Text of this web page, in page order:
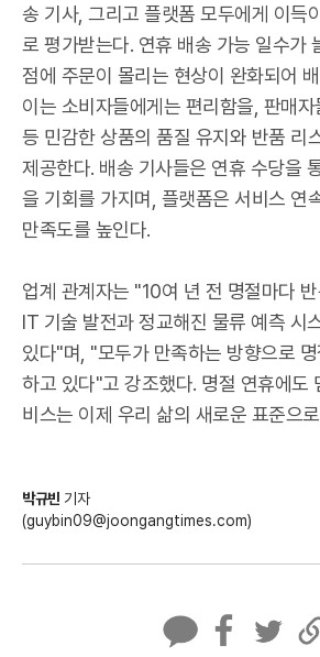
송 기사, 그리고 플랫폼 모두에게 이득
로 평가받는다. 연휴 배송 가능 일수가
점에 주문이 몰리는 현상이 완화되어
이는 소비자들에게는 편리함을, 판매
등 민감한 상품의 품질 유지와 반품 리
제공한다. 배송 기사들은 연휴 수당을
을 기회를 가지며, 플랫폼은 서비스 연
만족도를 높인다.
업계 관계자는 "10여 년 전 명절마다
IT 기술 발전과 정교해진 물류 예측 시
있다"며, "모두가 만족하는 방향으로
하고 있다"고 강조했다. 명절 연휴에도
비스는 이제 우리 삶의 새로운 표준으
박규빈 기자
(guybin09@joongangtimes.com)